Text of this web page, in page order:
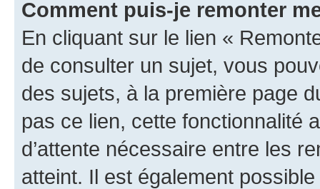
Comment puis-je remonter
En cliquant sur le lien «
de consulter un sujet, vous
des sujets, à la première page
pas ce lien, cette fonctionnalité
d’attente nécessaire entre les
atteint. Il est également